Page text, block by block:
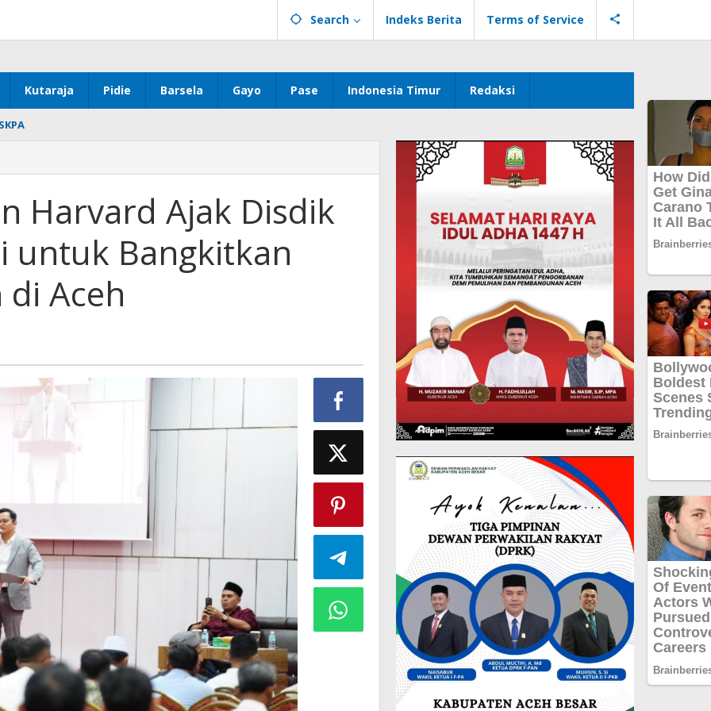
Search Indeks Berita Terms of Service
Kutaraja Pidie Barsela Gayo Pase Indonesia Timur Redaksi
Harvard Ajak Disdik
untuk Bangkitkan
Aceh